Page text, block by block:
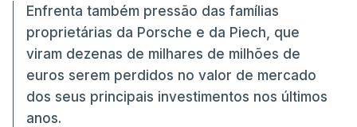
Enfrenta também pressão das famílias
proprietárias da Porsche e da Piech, que
viram dezenas de milhares de milhões de
euros serem perdidos no valor de mercado
dos seus principais investimentos nos últimos
anos.